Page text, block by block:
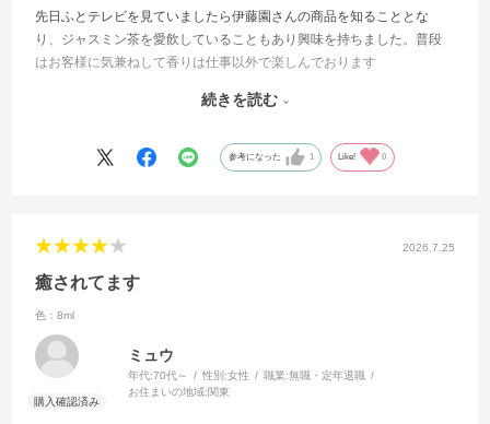
先日ふとテレビを見ていましたら伊藤園さんの商品を知ることとな
り、ジャスミン茶を愛飲していることもあり興味を持ちました。普段
はお客様に気兼ねして香りは仕事以外で楽しんでおります
てみたく注文しました。期待通り爽やかな香りに満足しております
続きを読む
参考になった 1 Like! 0
2026.7.25
癒されてます
色：8ml
ミュウ
年代:70代～ 性別:女性 職業:無職・定年退職
お住まいの地域:関東